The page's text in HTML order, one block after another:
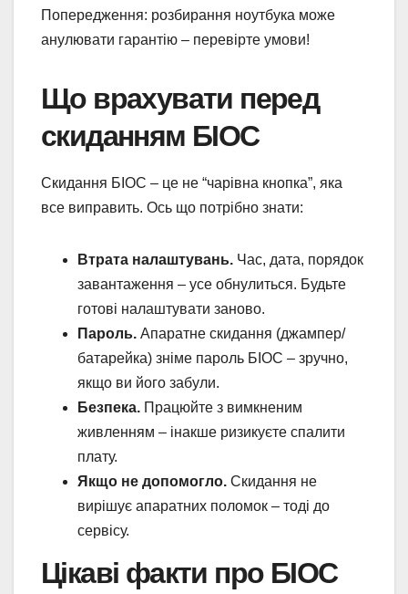
Попередження: розбирання ноутбука може
анулювати гарантію – перевірте умови!
Що врахувати перед
скиданням БІОС
Скидання БІОС – це не “чарівна кнопка”, яка
все виправить. Ось що потрібно знати:
Втрата налаштувань. Час, дата, порядок
завантаження – усе обнулиться. Будьте
готові налаштувати заново.
Пароль. Апаратне скидання (джампер/
батарейка) зніме пароль БІОС – зручно,
якщо ви його забули.
Безпека. Працюйте з вимкненим
живленням – інакше ризикуєте спалити
плату.
Якщо не допомогло. Скидання не
вирішує апаратних поломок – тоді до
сервісу.
Цікаві факти про БІОС